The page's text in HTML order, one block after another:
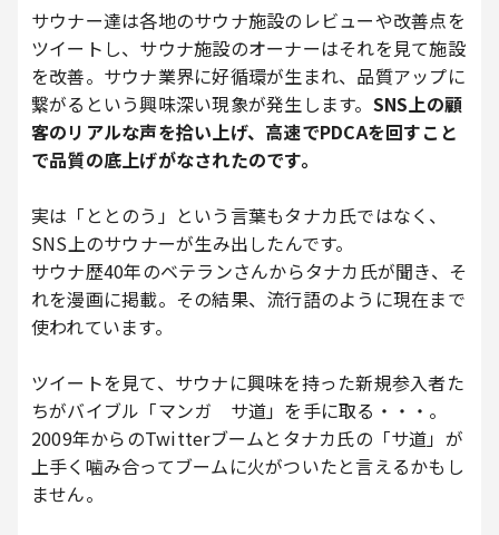
サウナー達は各地のサウナ施設のレビューや改善点を
ツイートし、サウナ施設のオーナーはそれを見て施設
を改善。サウナ業界に好循環が生まれ、品質アップに
繋がるという興味深い現象が発生します。 SNS上の顧
客のリアルな声を拾い上げ、高速でPDCAを回すこと
で品質の底上げがなされたのです。
実は「ととのう」という言葉もタナカ氏ではなく、
SNS上のサウナーが生み出したんです。
サウナ歴40年のベテランさんからタナカ氏が聞き、そ
れを漫画に掲載。その結果、流行語のように現在まで
使われています。
ツイートを見て、サウナに興味を持った新規参入者た
ちがバイブル「マンガ サ道」を手に取る・・・。
2009年からのTwitterブームとタナカ氏の「サ道」が
上手く噛み合ってブームに火がついたと言えるかもし
ません。